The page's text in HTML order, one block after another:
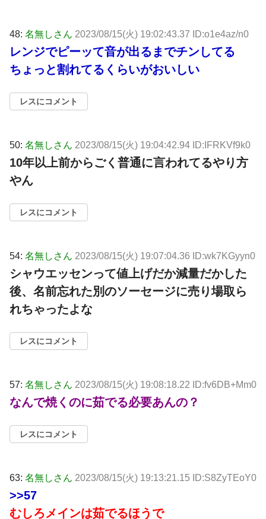
48: 名無しさん 2023/08/15(火) 19:02:43.37 ID:o1e4az/n0
レンジでピーッて音が出るまでチンしてる
ちょっと割れてるくらいがおいしい
レスにコメント
50: 名無しさん 2023/08/15(火) 19:04:42.94 ID:IFRKVf9k0
10年以上前からごく普通に言われてるやり方
やん
レスにコメント
54: 名無しさん 2023/08/15(火) 19:07:04.36 ID:wk7KGyyn0
シャウエッセンって値上げだか減量だかした
後、名前忘れた別のソーセージに売り場取ら
れちゃったよな
レスにコメント
57: 名無しさん 2023/08/15(火) 19:08:18.22 ID:fv6DB+Mm0
なんで焼くのに茹でる必要あんの？
レスにコメント
63: 名無しさん 2023/08/15(火) 19:13:21.15 ID:S8ZyTEoY0
>>57
むしろメインは茹でるほうで